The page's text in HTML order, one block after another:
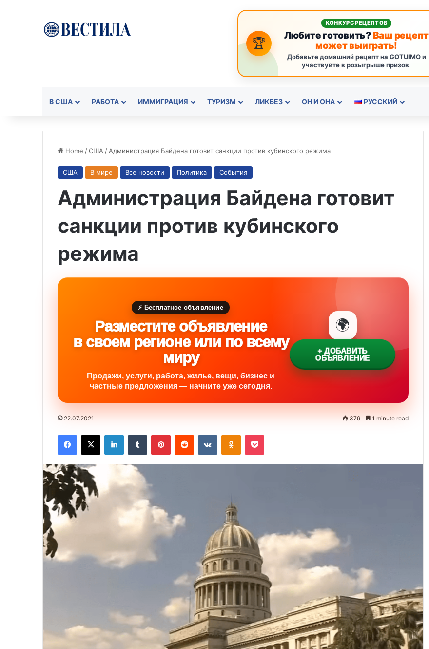
🏆
КОНКУРС РЕЦЕПТОВ
Любите готовить?Ваш рецепт
может выиграть!
Добавьте домашний рецепт на GOTUIMO и
участвуйте в розыгрыше призов.
В США РАБОТА ИММИГРАЦИЯ ТУРИЗМ ЛИКБЕЗ ОН И ОНА РУССКИЙ
Home /США / Администрация Байдена готовит санкции против кубинского режима
США В мире Все новости Политика События
Администрация Байдена готовит
санкции против кубинского
режима
⚡ Бесплатное объявление
Разместите объявление
в своем регионе или по всему
миру
Продажи, услуги, работа, жилье, вещи, бизнес и
частные предложения — начните уже сегодня.
🌍
+ ДОБАВИТЬ
ОБЪЯВЛЕНИЕ
22.07.2021 379 1 minute read